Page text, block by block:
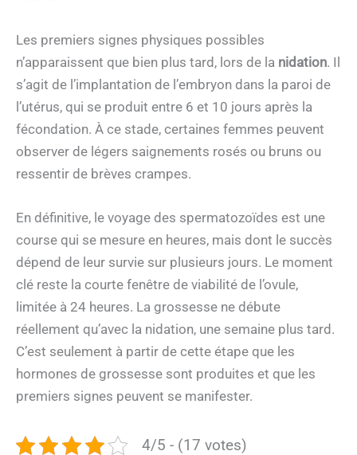
Les premiers signes physiques possibles
n’apparaissent que bien plus tard, lors de la nidation. Il
s’agit de l’implantation de l’embryon dans la paroi de
l’utérus, qui se produit entre 6 et 10 jours après la
fécondation. À ce stade, certaines femmes peuvent
observer de légers saignements rosés ou bruns ou
ressentir de brèves crampes.
En définitive, le voyage des spermatozoïdes est une
course qui se mesure en heures, mais dont le succès
dépend de leur survie sur plusieurs jours. Le moment
clé reste la courte fenêtre de viabilité de l’ovule,
limitée à 24 heures. La grossesse ne débute
réellement qu’avec la nidation, une semaine plus tard.
C’est seulement à partir de cette étape que les
hormones de grossesse sont produites et que les
premiers signes peuvent se manifester.
4/5 - (17 votes)